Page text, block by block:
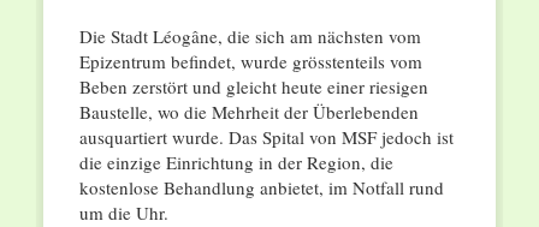
Die Stadt Léogâne, die sich am nächsten vom
Epizentrum befindet, wurde grösstenteils vom
Beben zerstört und gleicht heute einer riesigen
Baustelle, wo die Mehrheit der Überlebenden
ausquartiert wurde. Das Spital von MSF jedoch ist
die einzige Einrichtung in der Region, die
kostenlose Behandlung anbietet, im Notfall rund
um die Uhr.